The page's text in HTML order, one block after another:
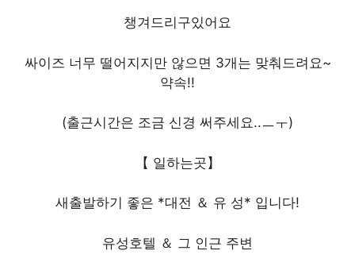
챙겨드리구있어요
싸이즈 너무 떨어지지만 않으면 3개는 맞춰드려요~
약속!!
(출근시간은 조금 신경 써주세요..ㅡㅜ)
【 일하는곳】
새출발하기 좋은 *대전 ＆ 유 성* 입니다!
유성호텔 ＆ 그 인근 주변